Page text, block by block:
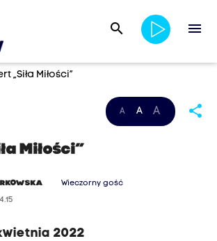
search menu
„Siła Miłości”
A A A share
Miłości”
Wieczorny gość
2022